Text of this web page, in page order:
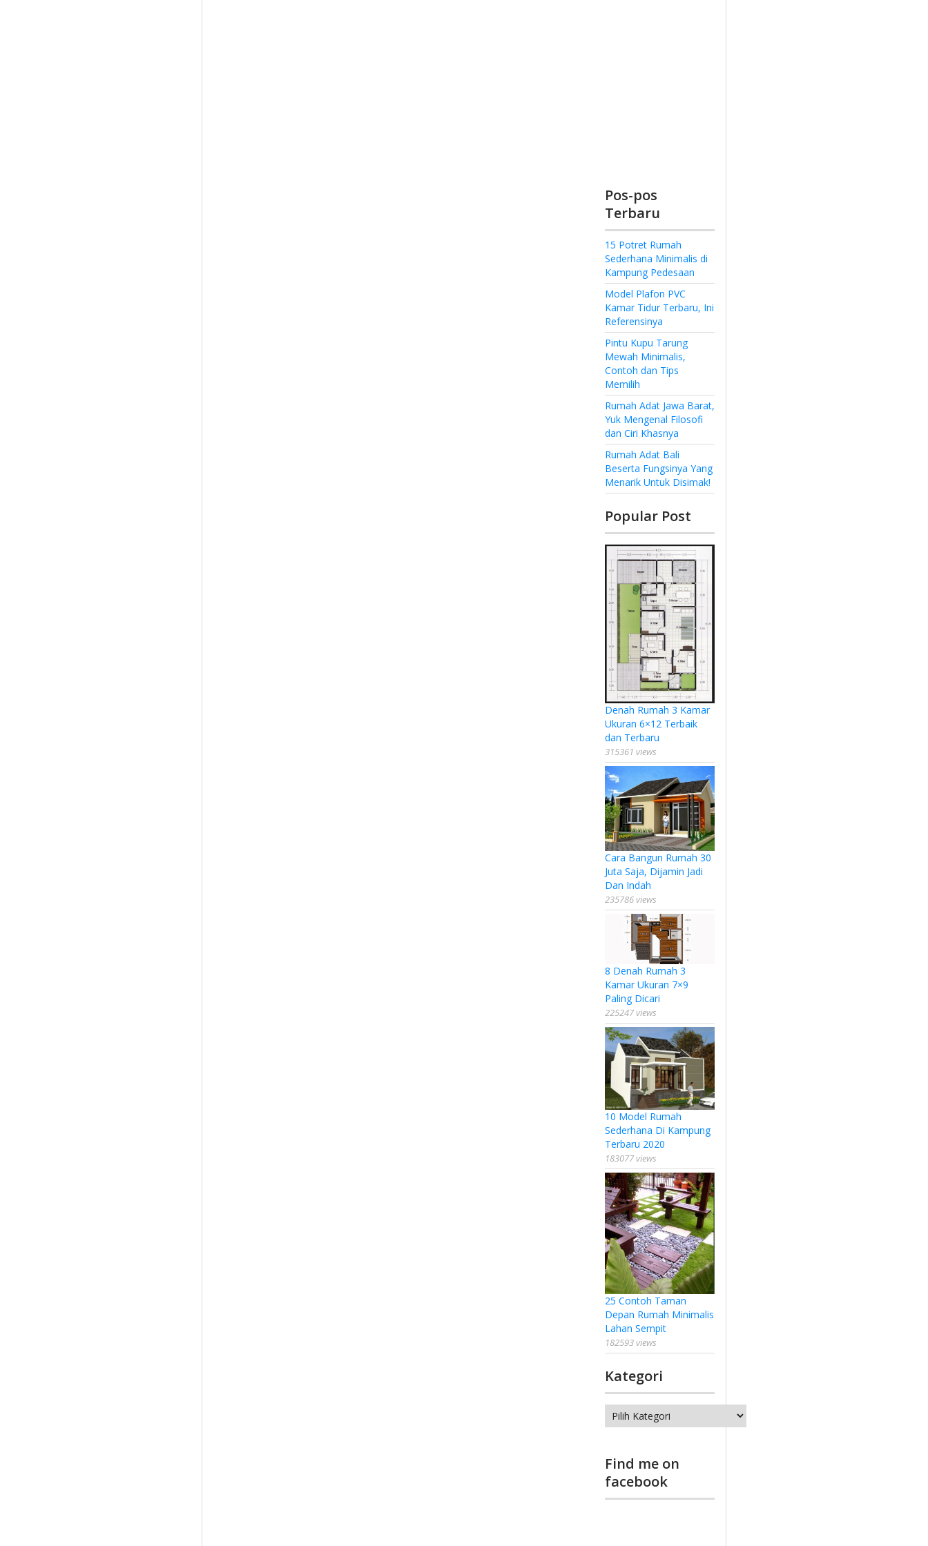
Pos-pos
Terbaru
15 Potret Rumah
Sederhana Minimalis di
Kampung Pedesaan
Model Plafon PVC
Kamar Tidur Terbaru, Ini
Referensinya
Pintu Kupu Tarung
Mewah Minimalis,
Contoh dan Tips
Memilih
Rumah Adat Jawa Barat,
Yuk Mengenal Filosofi
dan Ciri Khasnya
Rumah Adat Bali
Beserta Fungsinya Yang
Menarik Untuk Disimak!
Popular Post
Denah Rumah 3 Kamar
Ukuran 6×12 Terbaik
dan Terbaru
315361 views
Cara Bangun Rumah 30
Juta Saja, Dijamin Jadi
Dan Indah
235786 views
8 Denah Rumah 3
Kamar Ukuran 7×9
Paling Dicari
225247 views
10 Model Rumah
Sederhana Di Kampung
Terbaru 2020
183077 views
25 Contoh Taman
Depan Rumah Minimalis
Lahan Sempit
182593 views
Kategori
Kategori
Find me on
facebook